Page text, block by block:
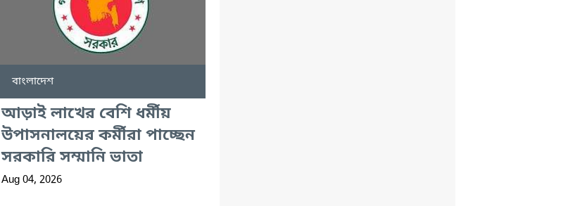
বাংলাদেশ
আড়াই লাখের বেশি ধর্মীয়
উপাসনালয়ের কর্মীরা পাচ্ছেন
সরকারি সম্মানি ভাতা
Aug 04, 2026